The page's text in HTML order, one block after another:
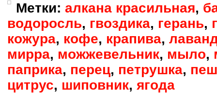
Метки: алкана красильная,
водоросль, гвоздика, герань,
кожура, кофе, крапива,
мирра, можжевельник, мыло,
паприка, перец, петрушка,
цитрус, шиповник, ягода